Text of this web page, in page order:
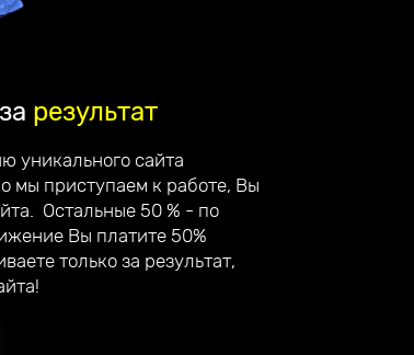
результат
уникального сайта
мы приступаем к работе, Вы
Остальные 50 % - по
Вы платите 50%
только за результат,